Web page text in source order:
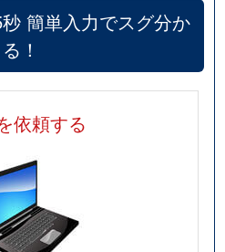
簡単入力でスグ分か
る！
依頼する